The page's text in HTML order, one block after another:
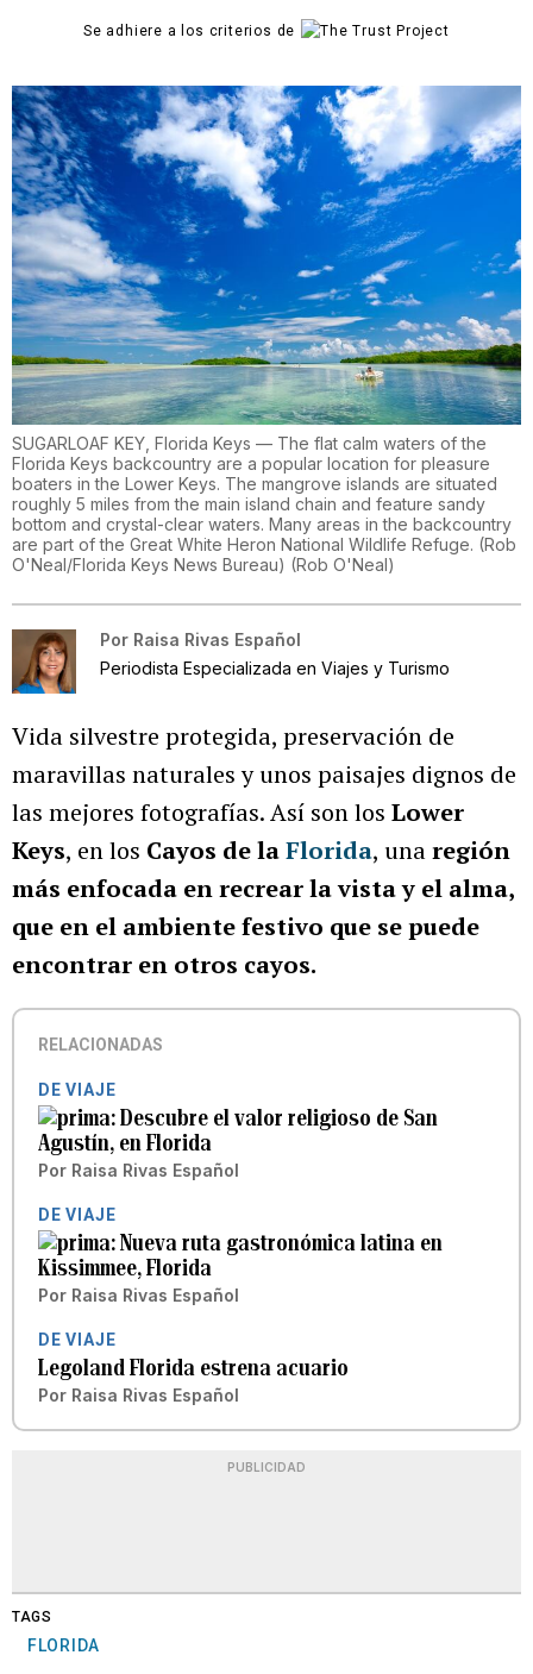
Se adhiere a los criterios de
SUGARLOAF KEY, Florida Keys — The flat calm waters of the
Florida Keys backcountry are a popular location for pleasure
boaters in the Lower Keys. The mangrove islands are situated
roughly 5 miles from the main island chain and feature sandy
bottom and crystal-clear waters. Many areas in the backcountry
are part of the Great White Heron National Wildlife Refuge. (Rob
O'Neal/Florida Keys News Bureau) (Rob O'Neal)
Por Raisa Rivas Español
Periodista Especializada en Viajes y Turismo
Vida silvestre protegida, preservación de
maravillas naturales y unos paisajes dignos de
las mejores fotografías. Así son los Lower
Keys, en los Cayos de laFlorida, unaregión
más enfocada en recrear la vista y el alma,
que en el ambiente festivo que se puede
encontrar en otros cayos.
RELACIONADAS
DE VIAJE
Descubre el valor religioso de San
Agustín, en Florida
Por Raisa Rivas Español
DE VIAJE
Nueva ruta gastronómica latina en
Kissimmee, Florida
Por Raisa Rivas Español
DE VIAJE
Legoland Florida estrena acuario
Por Raisa Rivas Español
PUBLICIDAD
TAGS
FLORIDA